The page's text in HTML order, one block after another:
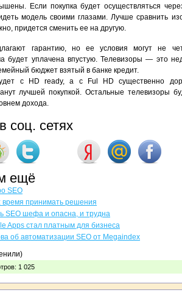
Если покупка будет осуществляться
модель своими глазами. Лучше сравнить
придется сменить ее на другую.
гарантию, но ее условия могут не
будет уплачена впустую. Телевизоры — это
бюджет взятый в банке кредит.
с HD ready, а с Ful HD существенно
лучшей покупкой. Остальные телевизоры
дохода.
соц. сетях
ещё
SEO
время принимать решения
SEO шефа и опасна, и трудна
Apps стал платным для бизнеса
об автоматизации SEO от Megaindex
1 025